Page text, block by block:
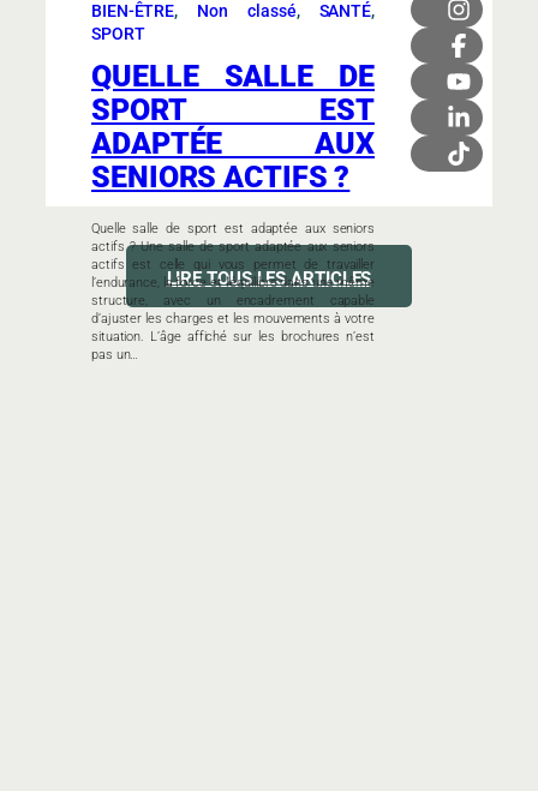
BIEN-ÊTRE, Non classé, SANTÉ
SPORT
QUELLE SALLE DE
SPORT EST
ADAPTÉE AUX
SENIORS ACTIFS ?
Quelle salle de sport est adaptée aux seniors
actifs ? Une salle de sport adaptée aux seniors
actifs est celle qui vous permet de travailler
l’endurance, la force et l’équilibre dans une même
structure, avec un encadrement capable
d’ajuster les charges et les mouvements à votre
situation. L’âge affiché sur les brochures n’est
pas un…
LIRE TOUS LES ARTICLES